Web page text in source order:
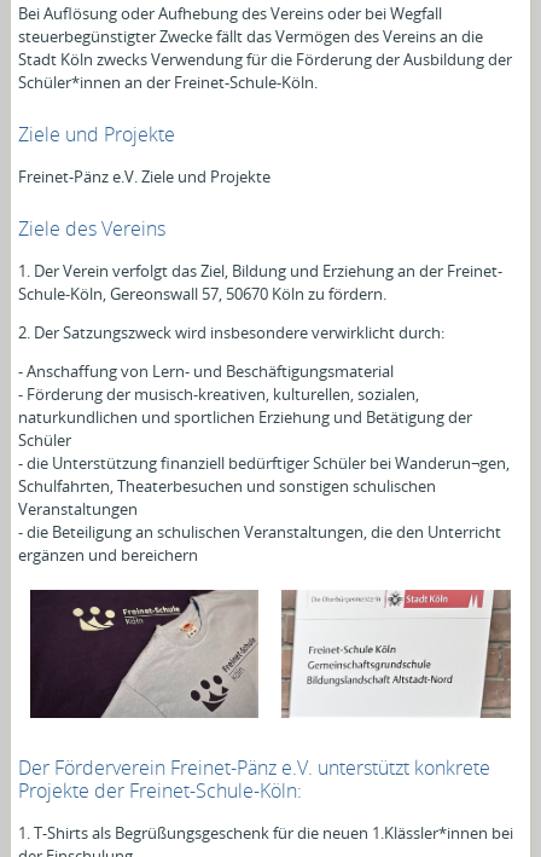
Bei Auflösung oder Aufhebung des Vereins oder bei Wegfall
steuerbegünstigter Zwecke fällt das Vermögen des Vereins an die
Stadt Köln zwecks Verwendung für die Förderung der Ausbildung der
Schüler*innen an der Freinet-Schule-Köln.
Ziele und Projekte
Freinet-Pänz e.V. Ziele und Projekte
Ziele des Vereins
1. Der Verein verfolgt das Ziel, Bildung und Erziehung an der Freinet-
Schule-Köln,Gereonswall 57, 50670 Köln zu fördern.
2. Der Satzungszweck wird insbesondere verwirklicht durch:
- Anschaffung von Lern- und Beschäftigungsmaterial
- Förderung der musisch-kreativen, kulturellen, sozialen,
naturkundlichen und sportlichen Erziehung und Betätigung der
Schüler
- die Unterstützung finanziell bedürftiger Schüler bei Wanderun¬gen,
Schulfahrten, Theaterbesuchen und sonstigen schulischen
Veranstaltungen
- die Beteiligung an schulischen Veranstaltungen, die den Unterricht
ergänzen und bereichern
Der Förderverein Freinet-Pänz e.V. unterstützt konkrete
Projekte der Freinet-Schule-Köln:
1. T-Shirts als Begrüßungsgeschenk für die neuen 1.Klässler*innen bei